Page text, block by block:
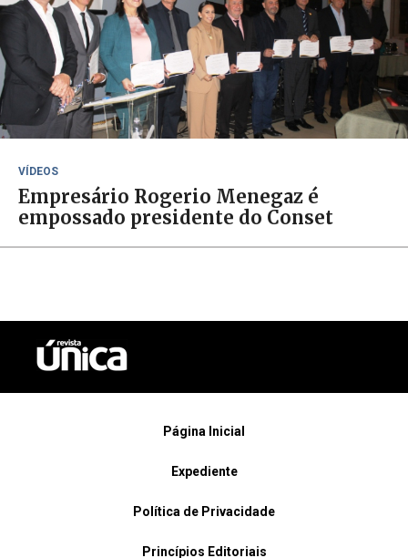
VÍDEOS
Empresário Rogerio Menegaz é
empossado presidente do Conset
Página Inicial
Expediente
Política de Privacidade
Princípios Editoriais